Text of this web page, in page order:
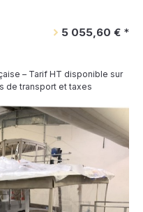
5 055,60 € *
– Tarif HT disponible sur
de transport et taxes